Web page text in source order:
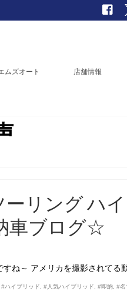
ムズオート 店舗情報
ーリング ハ
車ブログ☆
すね～ アメリカを撮影されて
,#ハイブリッド ,#人気ハイブリッド ,#即納 ,#名